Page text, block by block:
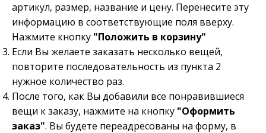
артикул, размер, название и цену. Перенесите эту
информацию в соответствующие поля вверху.
Нажмите кнопку "Положить в корзину"
Если Вы желаете заказать несколько вещей,
повторите последовательность из пункта 2
нужное количество раз.
После того, как Вы добавили все понравившиеся
вещи к заказу, нажмите на кнопку "Оформить
заказ". Вы будете переадресованы на форму, в